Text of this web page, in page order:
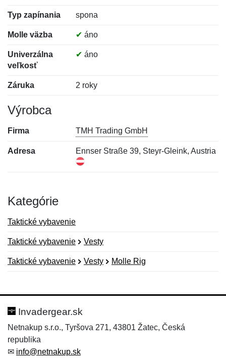
Typ zapínania spona
Molle väzba ✔ áno
Univerzálna
veľkosť
✔ áno
Záruka 2 roky
Výrobca
Firma TMH Trading GmbH
Adresa Ennser Straße 39, Steyr-Gleink, Austria
Kategórie
Taktické vybavenie
Taktické vybavenie Vesty
Taktické vybavenie Vesty Molle Rig
Hodnotenie:
Meno:*
Meno:
E-mail:*
Invadergear.sk
Netnakup s.r.o., Tyršova 271, 43801 Žatec, Česká
republika
✉ info@netnakup.sk